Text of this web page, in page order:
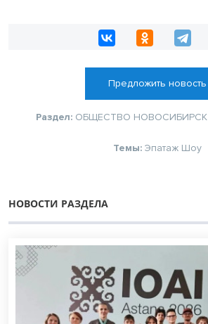
Предложить новость
Раздел: ОБЩЕСТВО НОВОСИБИРСК
Темы: Эпатаж Шоу
НОВОСТИ РАЗДЕЛА